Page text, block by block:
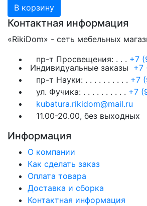
В корзину
Контактная информация
«RikiDom» - сеть мебельных
пр-т Просвещения: . . . +7
Индивидуальные заказы +7
пр-т Науки: . . . . . . . . . . +7
ул. Фучика: . . . . . . . . . . +7
kubatura.rikidom@mail.ru
11.00-20.00, без выходных
Информация
О компании
Как сделать заказ
Оплата товара
Доставка и сборка
Контактная информация